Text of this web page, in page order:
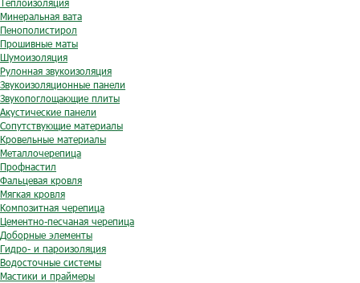
Теплоизоляция
Минеральная вата
Пенополистирол
Прошивные маты
Шумоизоляция
Рулонная звукоизоляция
Звукоизоляционные панели
Звукопоглощающие плиты
Акустические панели
Сопутствующие материалы
Кровельные материалы
Металлочерепица
Профнастил
Фальцевая кровля
Мягкая кровля
Композитная черепица
Цементно-песчаная черепица
Доборные элементы
Гидро- и пароизоляция
Водосточные системы
Мастики и праймеры